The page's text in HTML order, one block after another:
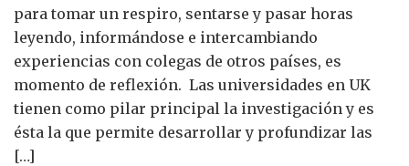
para tomar un respiro, sentarse y pasar horas
leyendo, informándose e intercambiando
experiencias con colegas de otros países, es
momento de reflexión. Las universidades en UK
tienen como pilar principal la investigación y es
ésta la que permite desarrollar y profundizar las
[…]